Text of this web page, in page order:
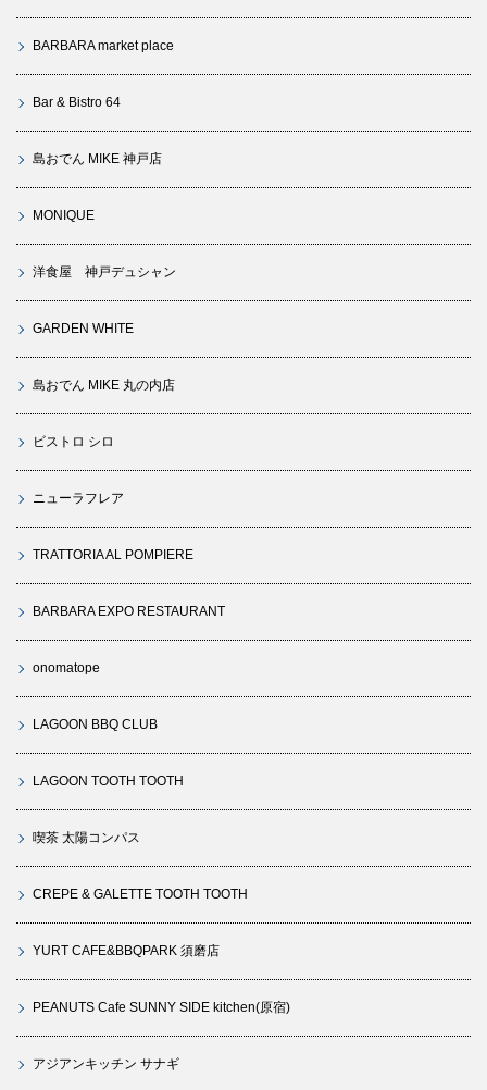
BARBARA market place
Bar & Bistro 64
島おでん MIKE 神戸店
MONIQUE
洋食屋 神戸デュシャン
GARDEN WHITE
島おでん MIKE 丸の内店
ビストロ シロ
ニューラフレア
TRATTORIA AL POMPIERE
BARBARA EXPO RESTAURANT
onomatope
LAGOON BBQ CLUB
LAGOON TOOTH TOOTH
喫茶 太陽コンパス
CREPE & GALETTE TOOTH TOOTH
YURT CAFE&BBQPARK 須磨店
PEANUTS Cafe SUNNY SIDE kitchen(原宿)
アジアンキッチン サナギ